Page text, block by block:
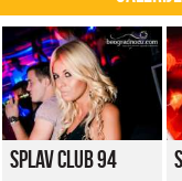
Splav Club 94